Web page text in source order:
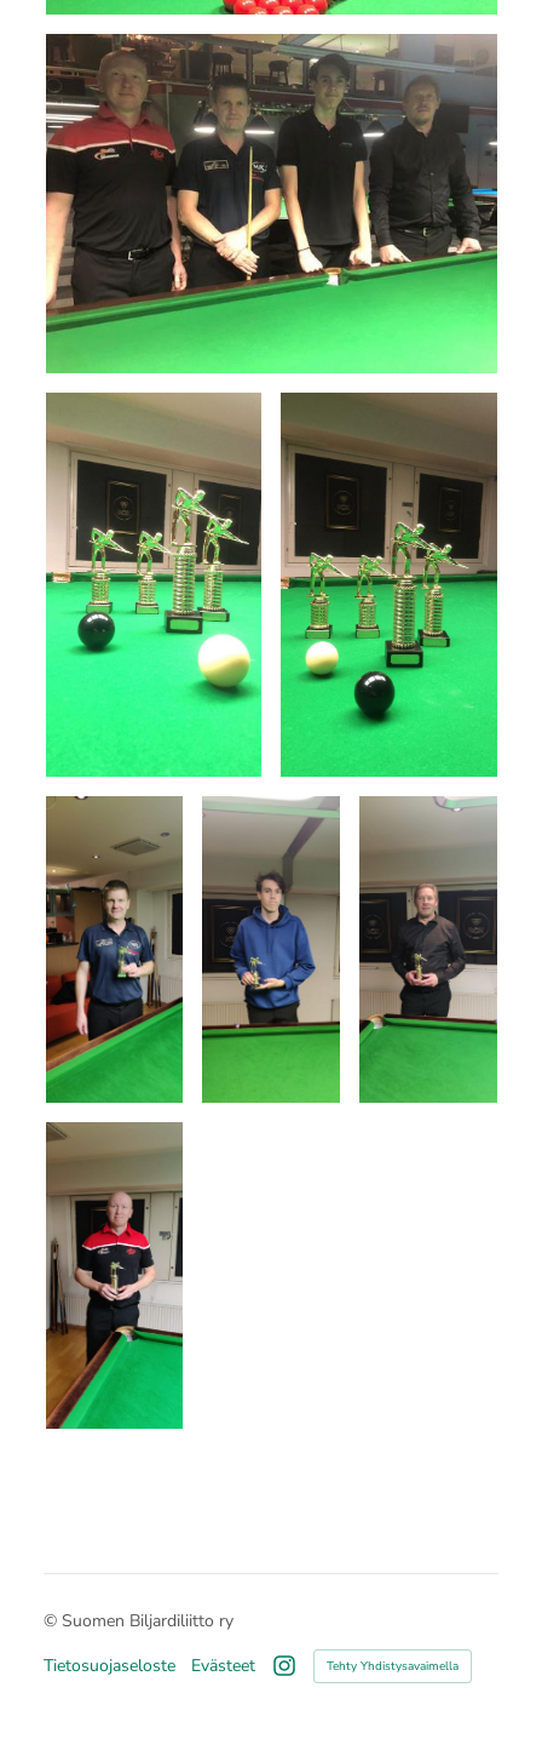
© Suomen Biljardiliitto ry
Tietosuojaseloste
Evästeet
Instagram
Tehty Yhdistysavaimella